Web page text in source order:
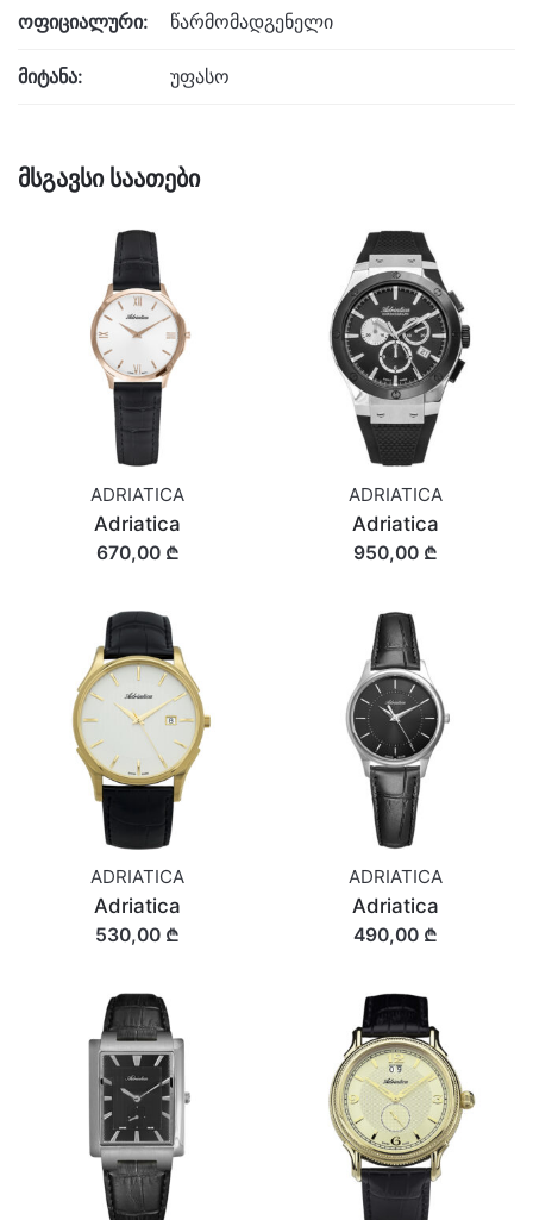
ოფიციალური: წარმომადგენელი
მიტანა: უფასო
მსგავსი საათები
ADRIATICA
Adriatica
670,00 ₾
ADRIATICA
Adriatica
950,00 ₾
ADRIATICA
Adriatica
530,00 ₾
ADRIATICA
Adriatica
490,00 ₾